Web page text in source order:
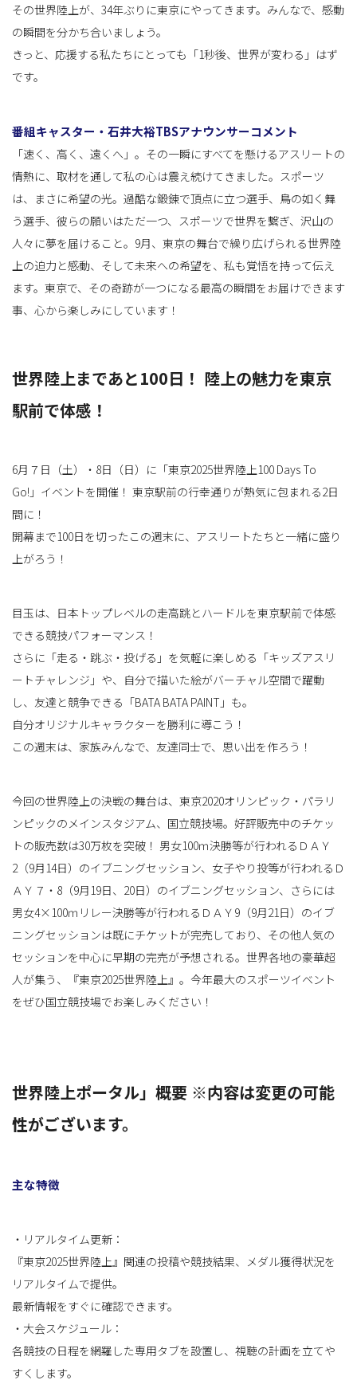
その世界陸上が、34年ぶりに東京にやってきます。みんなで、感動
の瞬間を分かち合いましょう。
きっと、応援する私たちにとっても「1秒後、世界が変わる」はず
です。
番組キャスター・石井大裕TBSアナウンサーコメント
「速く、高く、遠くへ」。その一瞬にすべてを懸けるアスリートの
情熱に、取材を通して私の心は震え続けてきました。スポーツ
は、まさに希望の光。過酷な鍛錬で頂点に立つ選手、鳥の如く舞
う選手、彼らの願いはただ一つ、スポーツで世界を繋ぎ、沢山の
人々に夢を届けること。9月、東京の舞台で繰り広げられる世界陸
上の迫力と感動、そして未来への希望を、私も覚悟を持って伝え
ます。東京で、その奇跡が一つになる最高の瞬間をお届けできます
事、心から楽しみにしています！
世界陸上まであと100日！ 陸上の魅力を東京
駅前で体感！
6月７日（土）・8日（日）に「東京2025世界陸上100 Days To
Go!」イベントを開催！ 東京駅前の行幸通りが熱気に包まれる2日
間に！
開幕まで100日を切ったこの週末に、アスリートたちと一緒に盛り
上がろう！
目玉は、日本トップレベルの走高跳とハードルを東京駅前で体感
できる競技パフォーマンス！
さらに「走る・跳ぶ・投げる」を気軽に楽しめる「キッズアスリ
ートチャレンジ」や、自分で描いた絵がバーチャル空間で躍動
し、友達と競争できる「BATA BATA PAINT」も。
自分オリジナルキャラクターを勝利に導こう！
この週末は、家族みんなで、友達同士で、思い出を作ろう！
今回の世界陸上の決戦の舞台は、東京2020オリンピック・パラリ
ンピックのメインスタジアム、国立競技場。好評販売中のチケッ
トの販売数は30万枚を突破！ 男女100ｍ決勝等が行われるＤＡＹ
2（9月14日）のイブニングセッション、女子やり投等が行われるＤ
ＡＹ７・8（9月19日、20日）のイブニングセッション、さらには
男女4×100ｍリレー決勝等が行われるＤＡＹ9（9月21日）のイブ
ニングセッションは既にチケットが完売しており、その他人気の
セッションを中心に早期の完売が予想される。世界各地の豪華超
人が集う、『東京2025世界陸上』。今年最大のスポーツイベント
をぜひ国立競技場でお楽しみください！
世界陸上ポータル」概要 ※内容は変更の可能
性がございます。
主な特徴
・リアルタイム更新：
『東京2025世界陸上』関連の投稿や競技結果、メダル獲得状況を
リアルタイムで提供。
最新情報をすぐに確認できます。
・大会スケジュール：
各競技の日程を網羅した専用タブを設置し、視聴の計画を立てや
すくします。